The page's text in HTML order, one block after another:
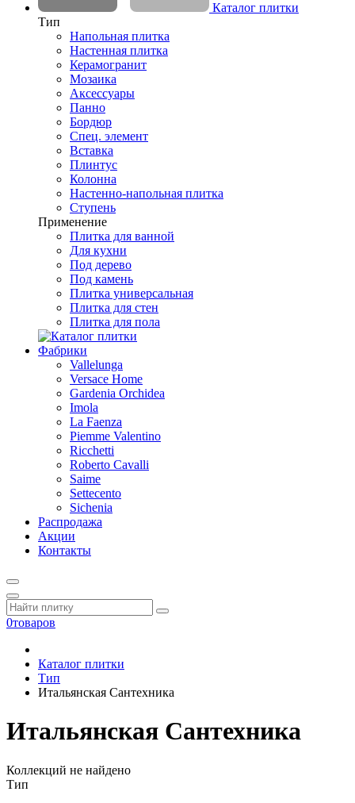
Каталог плитки
Тип
Напольная плитка
Настенная плитка
Керамогранит
Мозаика
Аксессуары
Панно
Бордюр
Спец. элемент
Вставка
Плинтус
Колонна
Настенно-напольная плитка
Ступень
Применение
Плитка для ванной
Для кухни
Под дерево
Под камень
Плитка универсальная
Плитка для стен
Плитка для пола
Фабрики
Vallelunga
Versace Home
Gardenia Orchidea
Imola
La Faenza
Piemme Valentino
Ricchetti
Roberto Cavalli
Saime
Settecento
Sichenia
Распродажа
Акции
Контакты
0товаров
Каталог плитки
Тип
Итальянская Сантехника
Итальянская Сантехника
Коллекций не найдено
Тип